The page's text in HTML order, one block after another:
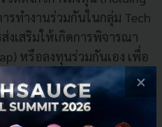
รทำงานร่วมกันในกลุ่ม Tech
งเสริมให้เกิดการพิจารณา
หรือลงทุนร่วมกันเอง เพื่อ
งของคนไทยให้สามารถ
ะเทศได้
×